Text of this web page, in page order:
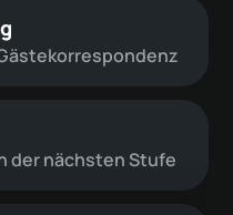
der nächsten Stufe